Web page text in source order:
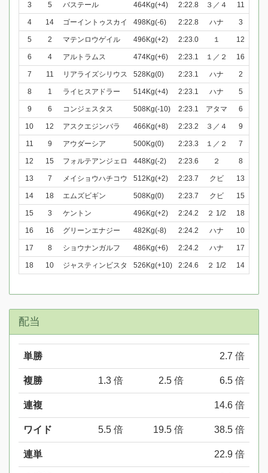
3 5 バステール 464Kg(+4) 2:22.8 ３／４ 11
4 14 ゴーイントゥスカイ 498Kg(-6) 2:22.8 ハナ 3
5 2 マテンロウゲイル 496Kg(+2) 2:23.0 １ 12
6 4 アルトラムス 474Kg(+6) 2:23.1 １／２ 16
7 11 リアライズシリウス 528Kg(0) 2:23.1 ハナ 2
8 1 ライヒスアドラー 514Kg(+4) 2:23.1 ハナ 5
9 6 コンジェスタス 508Kg(-10) 2:23.1 アタマ 6
10 12 アスクエジンバラ 466Kg(+8) 2:23.2 ３／４ 9
11 9 アウダーシア 500Kg(0) 2:23.3 １／２ 7
12 15 フォルテアンジェロ 448Kg(-2) 2:23.6 ２ 8
13 7 メイショウハチコウ 512Kg(+2) 2:23.7 クビ 13
14 18 エムズビギン 508Kg(0) 2:23.7 クビ 15
15 3 ケントン 496Kg(+2) 2:24.2 ２ 1/2 18
16 16 グリーンエナジー 482Kg(-8) 2:24.2 ハナ 10
17 8 ショウナンガルフ 486Kg(+6) 2:24.2 ハナ 17
18 10 ジャスティンビスタ 526Kg(+10) 2:24.6 ２ 1/2 14
配当
単勝 2.7 倍
複勝 1.3 倍 2.5 倍 6.5 倍
連複 14.6 倍
ワイド 5.5 倍 19.5 倍 38.5 倍
連単 22.9 倍